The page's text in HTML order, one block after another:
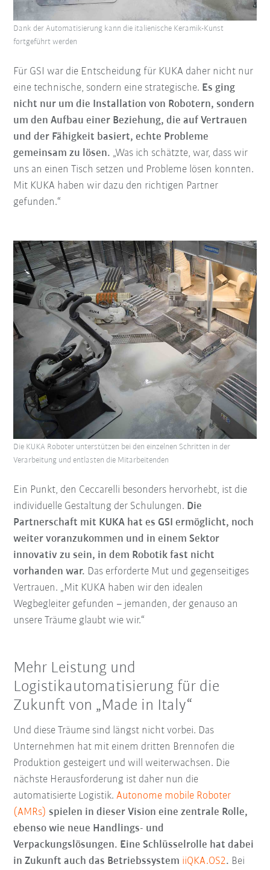
Für GSI war die Entscheidung für KUKA daher nicht nur
eine technische, sondern eine strategische. Es ging
nicht nur um die Installation von Robotern, sondern
um den Aufbau einer Beziehung, die auf Vertrauen
und der Fähigkeit basiert, echte Probleme
gemeinsam zu lösen. „Was ich schätzte, war, dass wir
uns an einen Tisch setzen und Probleme lösen konnten.
Mit KUKA haben wir dazu den richtigen Partner
gefunden.“
Dank der Automatisierung kann die italienische Keramik-Kunst
fortgeführt werden
Ein Punkt, den Ceccarelli besonders hervorhebt, ist die
individuelle Gestaltung der Schulungen. Die
Partnerschaft mit KUKA hat es GSI ermöglicht, noch
weiter voranzukommen und in einem Sektor
innovativ zu sein, in dem Robotik fast nicht
vorhanden war. Das erforderte Mut und gegenseitiges
Vertrauen. „Mit KUKA haben wir den idealen
Wegbegleiter gefunden – jemanden, der genauso an
unsere Träume glaubt wie wir.“
Die KUKA Roboter unterstützen bei den einzelnen Schritten in der
Verarbeitung und entlasten die Mitarbeitenden
Mehr Leistung und
Logistikautomatisierung für die
Zukunft von „Made in Italy“
Und diese Träume sind längst nicht vorbei. Das
Unternehmen hat mit einem dritten Brennofen die
Produktion gesteigert und will weiterwachsen. Die
nächste Herausforderung ist daher nun die
automatisierte Logistik.Autonome mobile Roboter
(AMRs) spielen in dieser Vision eine zentrale Rolle,
ebenso wie neue Handlings- und
Verpackungslösungen. Eine Schlüsselrolle hat dabei
in Zukunft auch das Betriebssystem iiQKA.OS2. Bei